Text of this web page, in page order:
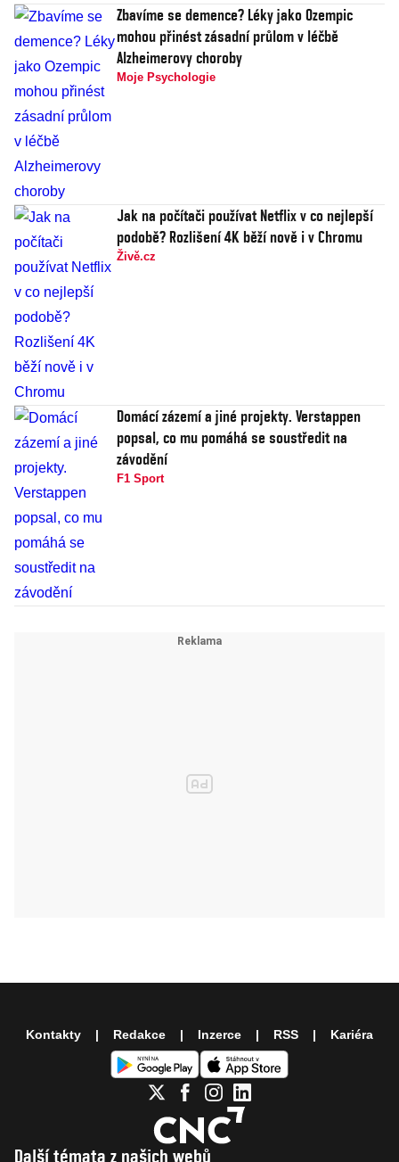
Zbavíme se demence? Léky jako Ozempic
mohou přinést zásadní průlom v léčbě
Alzheimerovy choroby
Moje Psychologie
Jak na počítači používat Netflix v co nejlepší
podobě? Rozlišení 4K běží nově i v Chromu
Živě.cz
Domácí zázemí a jiné projekty. Verstappen
popsal, co mu pomáhá se soustředit na
závodění
F1 Sport
Další témata z našich webů
Kontakty Redakce Inzerce RSS Kariéra